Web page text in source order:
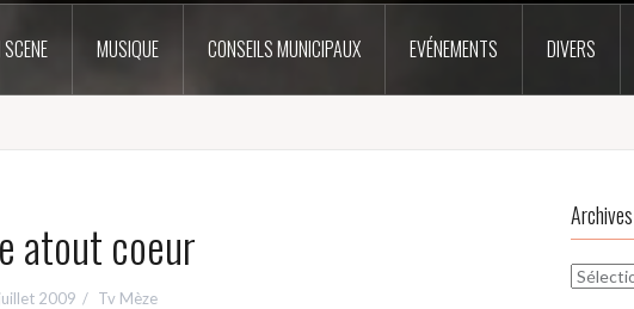
MUSIQUE CONSEILS MUNICIPAUX EVÉNEMENTS DIVERS
atout coeur
2009 Tv Mèze
Archives